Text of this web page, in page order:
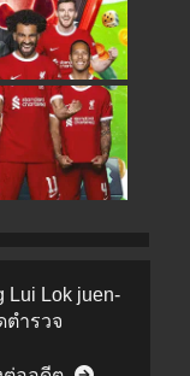
Lui Lok juen-
ตำรวจ